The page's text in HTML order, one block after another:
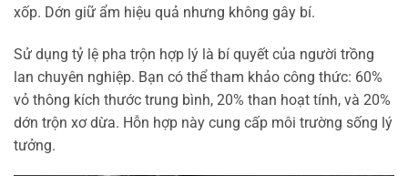
xốp. Dớn giữ ẩm hiệu quả nhưng không gây bí.
Sử dụng tỷ lệ pha trộn hợp lý là bí quyết của người trồng
lan chuyên nghiệp. Bạn có thể tham khảo công thức: 60%
vỏ thông kích thước trung bình, 20% than hoạt tính, và 20%
dớn trộn xơ dừa. Hỗn hợp này cung cấp môi trường sống lý
tưởng.